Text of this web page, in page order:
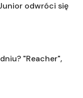
odwróci się
"Reacher",